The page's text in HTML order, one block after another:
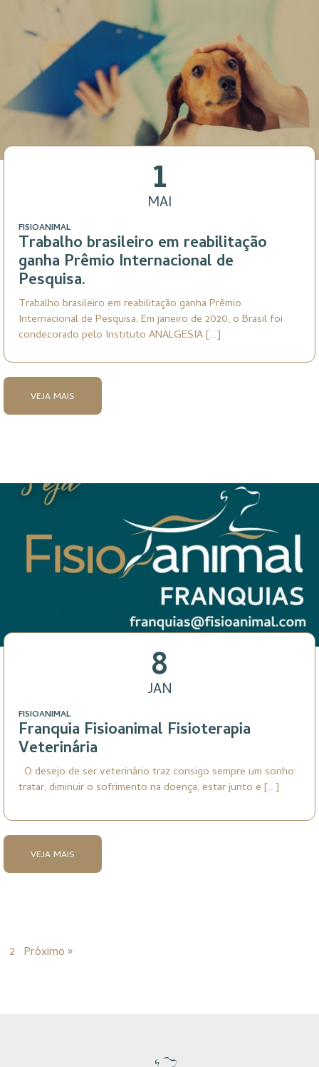
1
MAI
FISIOANIMAL
Trabalho brasileiro em reabilitação
ganha Prêmio Internacional de
Pesquisa.
Trabalho brasileiro em reabilitação ganha Prêmio
Internacional de Pesquisa. Em janeiro de 2020, o Brasil foi
condecorado pelo Instituto ANALGESIA […]
VEJA MAIS
8
JAN
FISIOANIMAL
Franquia Fisioanimal Fisioterapia
Veterinária
O desejo de ser veterinário traz consigo sempre um sonho:
tratar, diminuir o sofrimento na doença, estar junto e […]
VEJA MAIS
2 Próximo »